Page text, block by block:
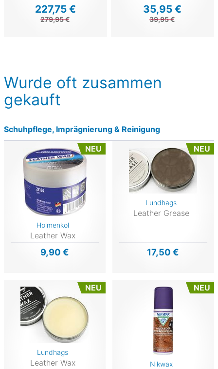
227,75 €
279,95 €
35,95 €
39,95 €
Wurde oft zusammen
gekauft
Schuhpflege, Imprägnierung & Reinigung
NEU
Holmenkol
Leather Wax
9,90 €
NEU
Lundhags
Leather Grease
17,50 €
NEU
Lundhags
Leather Wax
NEU
Nikwax